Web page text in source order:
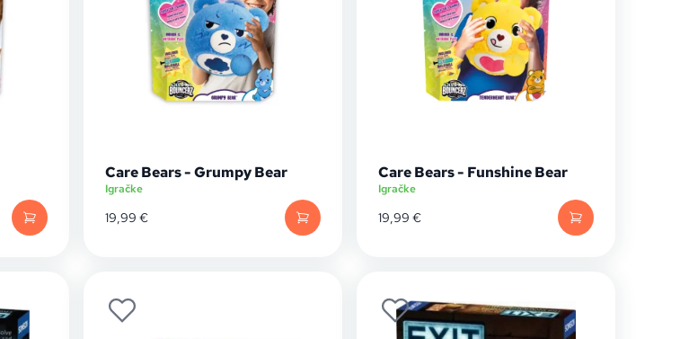
Care Bears - Grumpy Bear
Igračke
19,99 €
Care Bears - Funshine Bear
Igračke
19,99 €